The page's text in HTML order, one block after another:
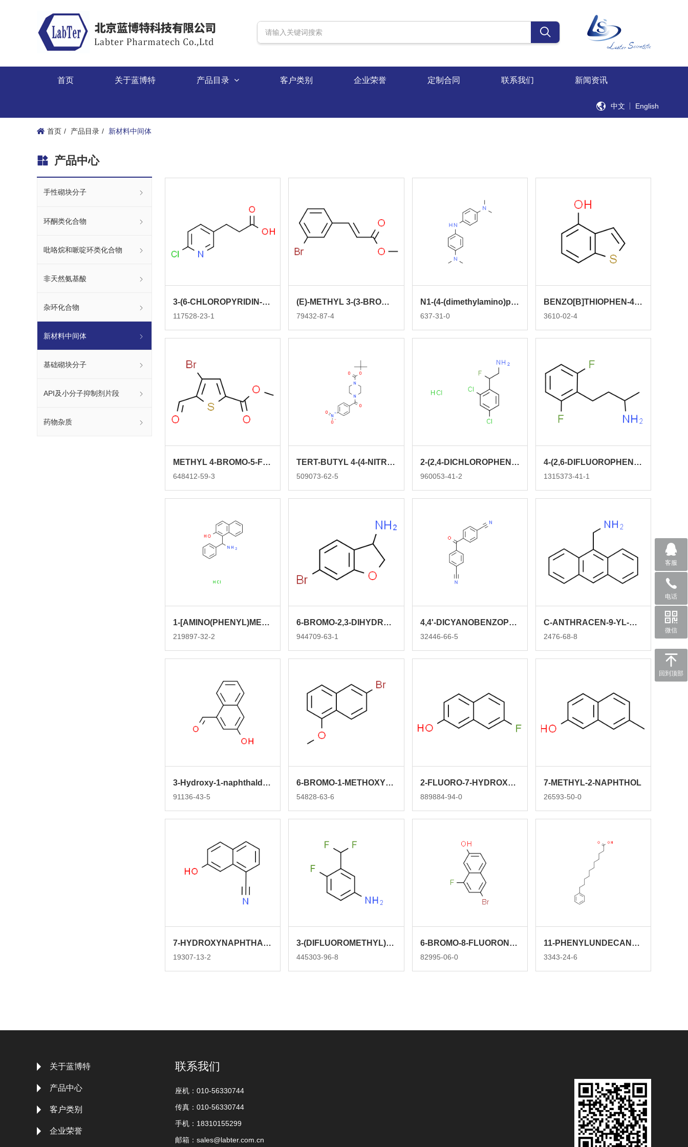
首页 关于蓝博特 产品目录 客户类别 企业荣誉 定制合同 联系我们 新闻资讯
中文 English
首页 产品目录 新材料中间体
产品中心
手性砌块分子
环酮类化合物
吡咯烷和哌啶环类化合物
非天然氨基酸
杂环化合物
新材料中间体
基础砌块分子
API及小分子抑制剂片段
药物杂质
3-(6-CHLOROPYRIDIN-3-YL)PROPANOIC ACID
117528-23-1
(E)-METHYL 3-(3-BROMOPHENYL)ACRYLATE
79432-87-4
N1-(4-(dimethylamino)phenyl)-N4,N4-dimethylbenzene-1,4-diamine
637-31-0
BENZO[B]THIOPHEN-4-OL
3610-02-4
METHYL 4-BROMO-5-FORMYLTHIOPHENE-2-CARBOXYLATE
648412-59-3
TERT-BUTYL 4-(4-NITROBENZOYL)TETRAHYDRO-1(2H)-PYRAZINECARBOXYLATE
509073-62-5
2-(2,4-DICHLOROPHENYL)-2-FLUOROETHAN-1-AMINE HYDROCHLORIDE
960053-41-2
4-(2,6-DIFLUOROPHENYL)BUTAN-2-AMINE
1315373-41-1
1-[AMINO(PHENYL)METHYL]-2-NAPHTHOL HYDROCHLORIDE
219897-32-2
6-BROMO-2,3-DIHYDROBENZOFURAN-3-AMINE
944709-63-1
4,4'-DICYANOBENZOPHENONE
32446-66-5
C-ANTHRACEN-9-YL-METHYLAMINE
2476-68-8
3-Hydroxy-1-naphthaldehyde
91136-43-5
6-BROMO-1-METHOXYNAPHTHALENE
54828-63-6
2-FLUORO-7-HYDROXYNAPHTHALENE
889884-94-0
7-METHYL-2-NAPHTHOL
26593-50-0
7-HYDROXYNAPHTHALENE-1-CARBONITRILE
19307-13-2
3-(DIFLUOROMETHYL)-4-FLUOROANILINE
445303-96-8
6-BROMO-8-FLUORONAPHTHALEN-2-OL
82995-06-0
11-PHENYLUNDECANOIC ACID
3343-24-6
关于蓝博特
产品中心
客户类别
企业荣誉
联系我们
座机：010-56330744
传真：010-56330744
手机：18310155299
邮箱： sales@labter.com.cn
客服
电话
微信
回到顶部